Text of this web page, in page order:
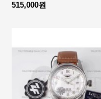
515,000원